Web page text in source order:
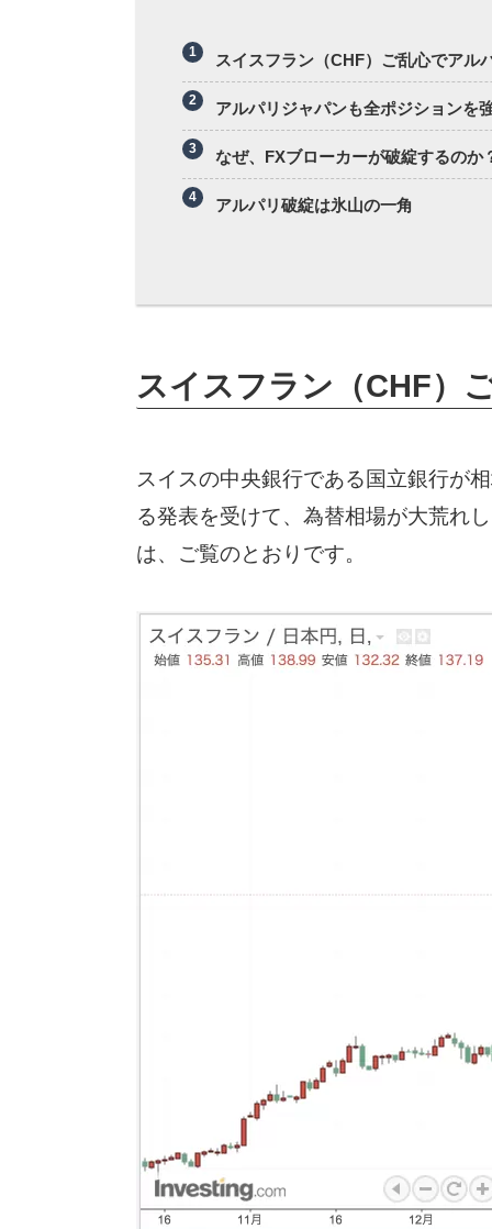
スイスフラン（CHF）ご乱心でアル
アルパリジャパンも全ポジションを
なぜ、FXブローカーが破綻するのか
アルパリ破綻は氷山の一角
スイスフラン（CHF）
スイスの中央銀行である国立銀行が
る発表を受けて、為替相場が大荒れ
は、ご覧のとおりです。